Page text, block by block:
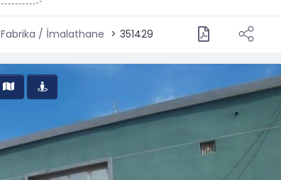
Fabrika / İmalathane 351429